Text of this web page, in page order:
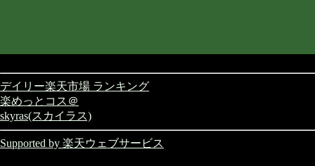
デイリー楽天市場 ランキング
楽めっとコス＠
skyras(スカイラス)
Supported by 楽天ウェブサービス